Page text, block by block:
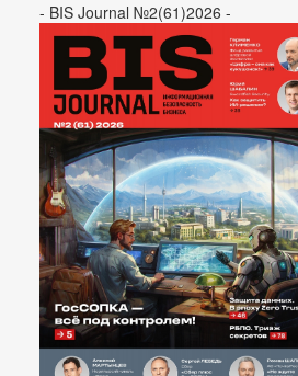
- BIS Journal №2(61)2026 -